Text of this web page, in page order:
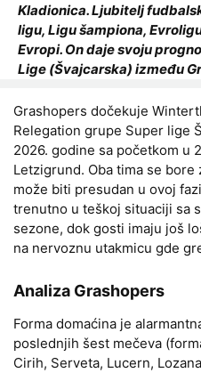
Kladionica. Ljubitelj
ligu, Ligu šampiona,
Evropi. On daje svoju
Lige (Švajcarska) između
Grashopers dočekuje
Relegation grupe Super lige
2026. godine sa početkom u
Letzigrund. Oba tima se bore
može biti presudan u ovoj
trenutno u teškoj situaciji sa
sezone, dok gosti imaju još
na nervoznu utakmicu gde
Analiza Grashopers
Forma domaćina je
poslednjih šest mečeva
Cirih, Serveta, Lucern,